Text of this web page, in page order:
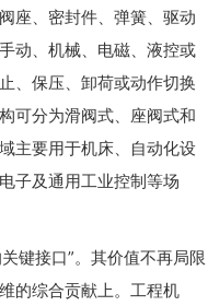
座、密封件、弹簧、驱动
动、机械、电磁、液控或
、保压、卸荷或动作切换
可分为滑阀式、座阀式和
主要用于机床、自动化设
子及通用工业控制等场
键接口”。其价值不再局限
的综合贡献上。工程机